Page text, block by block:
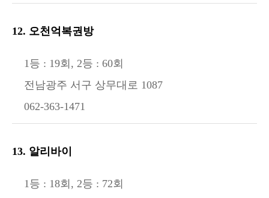
12. 오천억복권방
1등 : 19회, 2등 : 60회
전남광주 서구 상무대로 1087
062-363-1471
13. 알리바이
1등 : 18회, 2등 : 72회